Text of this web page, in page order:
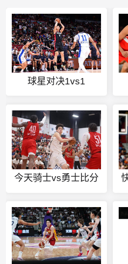
球星对决1vs1
今天骑士vs勇士比分